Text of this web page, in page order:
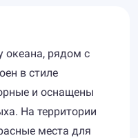
океана, рядом с
в стиле
и оснащены
На территории
места для